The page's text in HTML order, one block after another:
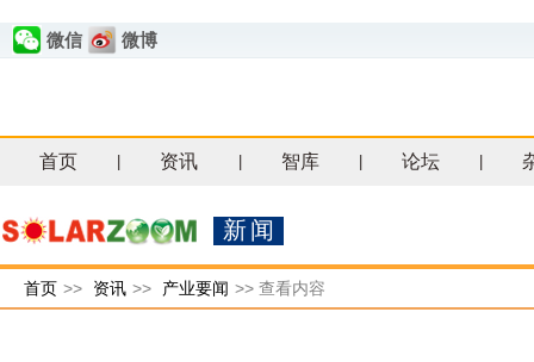
微信 微博
首页 资讯 智库 论坛
新闻
首页 >> 资讯 >> 产业要闻 >> 查看内容